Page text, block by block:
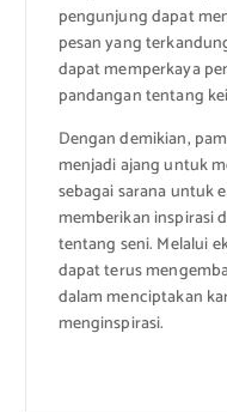
pengunjung dapat
pesan yang
dapat memperkaya
pandangan tentang
Dengan demikian,
menjadi ajang untuk
sebagai sarana untuk
memberikan inspirasi
tentang seni. Melalui
dapat terus
dalam menciptakan
menginspirasi.